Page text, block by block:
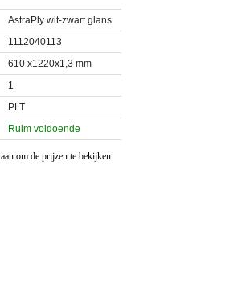
AstraPly wit-zwart glans
1112040113
610 x1220x1,3 mm
1
PLT
Ruim voldoende
aan om de prijzen te bekijken.